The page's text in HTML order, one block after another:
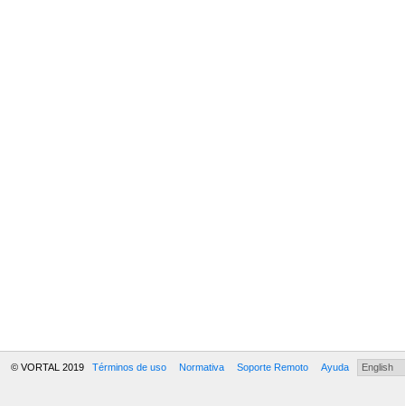
© VORTAL 2019 Términos de uso Normativa Soporte Remoto Ayuda